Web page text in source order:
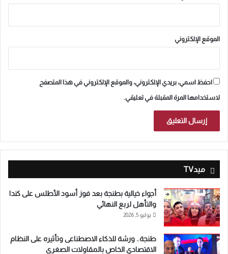
الموقع الإلكتروني
احفظ اسمي، بريدي الإلكتروني، والموقع الإلكتروني في هذا المتصفح
لاستخدامها المرة المقبلة في تعليقي.
ميدTV
أجواء خيالية بطنجة بعد فوز أسود الأطلس على كندا
والتأهل لربع النهائي
يوليو 5, 2026
طنجة.. ورشة للذكاء الاصطناعى وتأثيره على النظام
الاقتصادي الخاص بالمقاولات الصغرى